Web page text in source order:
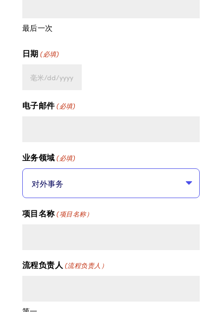
最后一次
日期 (必填)
MM
线
YYYY
电子邮件(必填)
业务领域 (必填)
项目名称(项目名称）
流程负责人 (流程负责人）